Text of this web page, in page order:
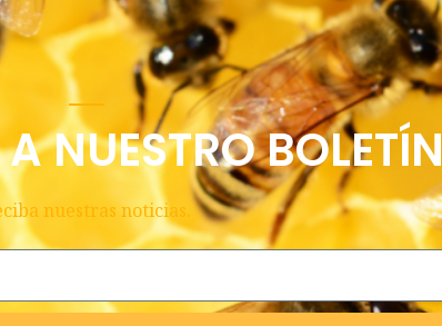
NUESTRO BOLETÍN
nuestras noticias.